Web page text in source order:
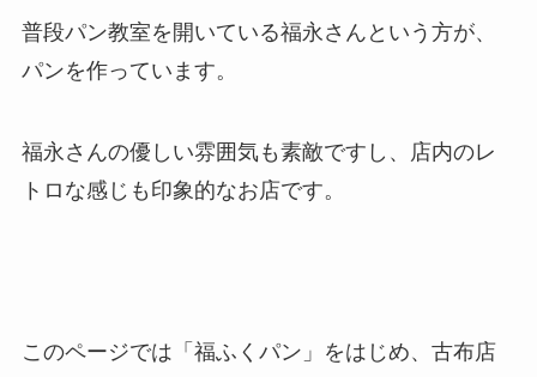
普段パン教室を開いている福永さんという方が、
パンを作っています。
福永さんの優しい雰囲気も素敵ですし、店内のレ
トロな感じも印象的なお店です。
このページでは「福ふくパン」をはじめ、古布店